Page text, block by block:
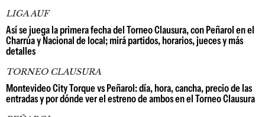
LIGA AUF
Así se juega la primera fecha del Torneo Clausura, con Peñarol en el
Charrúa y Nacional de local; mirá partidos, horarios, jueces y más
detalles
TORNEO CLAUSURA
Montevideo City Torque vs Peñarol: día, hora, cancha, precio de las
entradas y por dónde ver el estreno de ambos en el Torneo Clausura